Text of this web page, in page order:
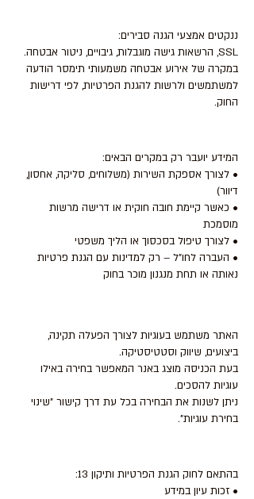
ננקטים אמצעי הגנה סבירים:
SSL, הרשאות גישה מוגבלות, גיבויים, ניטור אבטחה.
במקרה של אירוע אבטחה משמעותי תימסר הודעה
למשתמשים ולרשות להגנת הפרטיות, לפי דרישות
החוק.
המידע יועבר רק במקרים הבאים:
• לצורך אספקת השירות (משלוחים, סליקה, אחסון,
דיוור)
• כאשר קיימת חובה חוקית או דרישה מרשות
מוסמכת
• לצורך טיפול בסכסוך או הליך משפטי
• העברה לחו"ל – רק למדינות עם הגנת פרטיות
נאותה או תחת מנגנון מוכר בחוק
האתר משתמש בעוגיות לצורך הפעלה תקינה,
ביצועים, שיווק וסטטיסטיקה.
בעת הכניסה מוצג באנר המאפשר בחירה באילו
עוגיות להסכים.
ניתן לשנות את הבחירה בכל עת דרך קישור "שינוי
בחירת עוגיות".
בהתאם לחוק הגנת הפרטיות ותיקון 13:
• זכות עיון במידע